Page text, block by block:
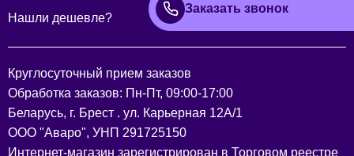
Нашли дешевле?
Заказать звонок
Круглосуточный прием заказов
Обработка заказов: Пн-Пт, 09:00-17:00
Беларусь, г. Брест . ул. Карьерная 12А/1
ООО "Аваро", УНП 291725150
Интернет-магазин зарегистрирован в Торговом реестре